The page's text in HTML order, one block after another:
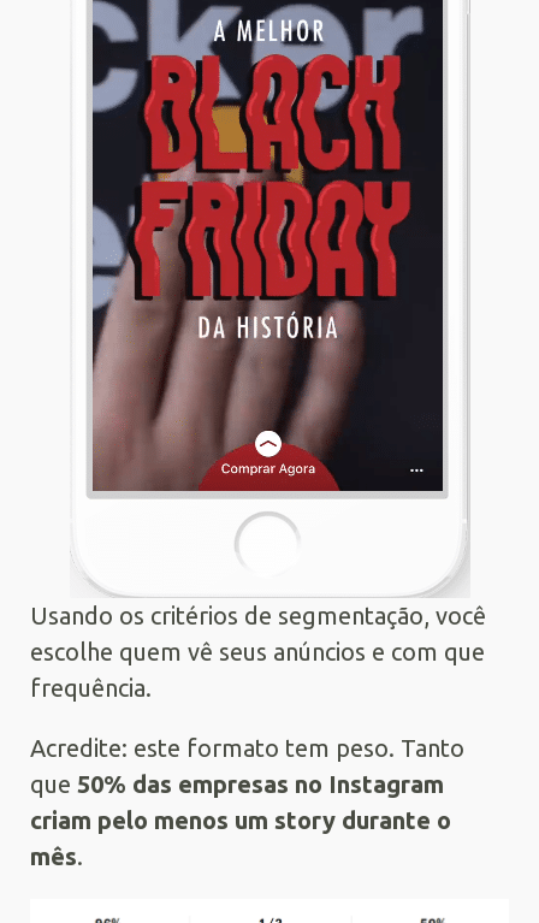
Usando os critérios de segmentação, você
escolhe quem vê seus anúncios e com que
frequência.
Acredite: este formato tem peso. Tanto
que 50% das empresas no Instagram
criam pelo menos um story durante o
mês.